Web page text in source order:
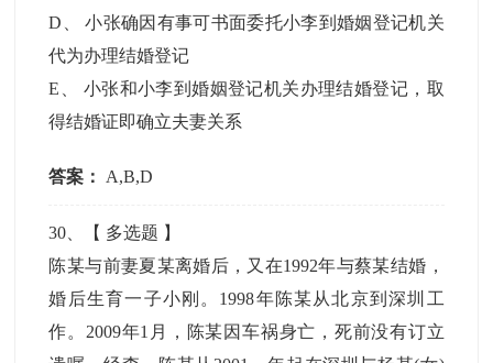
D 、小张确因有事可书面委托小李到婚姻登记机关
代为办理结婚登记
E
小张和小李到婚姻登记机关办理结婚登记，取
得结婚证即确立夫妻关系
答案： A,B,D
30 、【 多选题 】
陈某与前妻夏某离婚后，又在1992年与蔡某结婚，
婚后生育一子小刚。1998年陈某从北京到深圳工
作。2009年1月，陈某因车祸身亡，死前没有订立